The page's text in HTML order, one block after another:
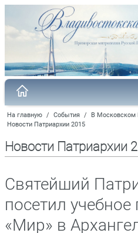
На главную / События / В Московском
Новости Патриархии 2015
Новости Патриархии
Святейший
посетил учебное
«Мир» в